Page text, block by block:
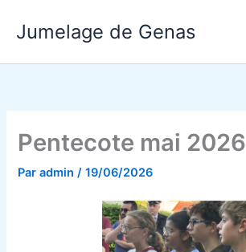
Jumelage de Genas
Pentecote mai 2026
Paradmin/19/06/2026